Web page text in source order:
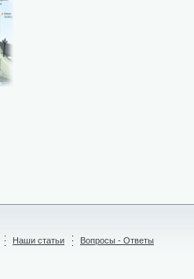
Наши статьи Вопросы - Ответы